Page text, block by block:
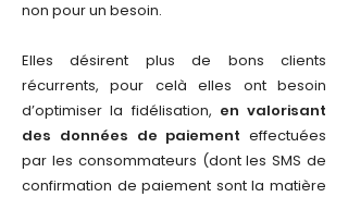
non pour un besoin.
Elles désirent plus de bons clients
récurrents, pour celà elles ont besoin
d’optimiser la fidélisation, en valorisant
des données de paiement effectuées
par les consommateurs (dont les SMS de
confirmation de paiement sont la matière